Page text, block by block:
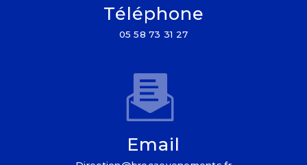
Téléphone
05 58 73 31 27
Email